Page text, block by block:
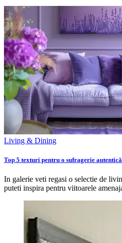
Living & Dining
Top 5 texturi pentru o sufragerie autentică
In galerie veti regasi o selectie de
puteti inspira pentru viitoarele